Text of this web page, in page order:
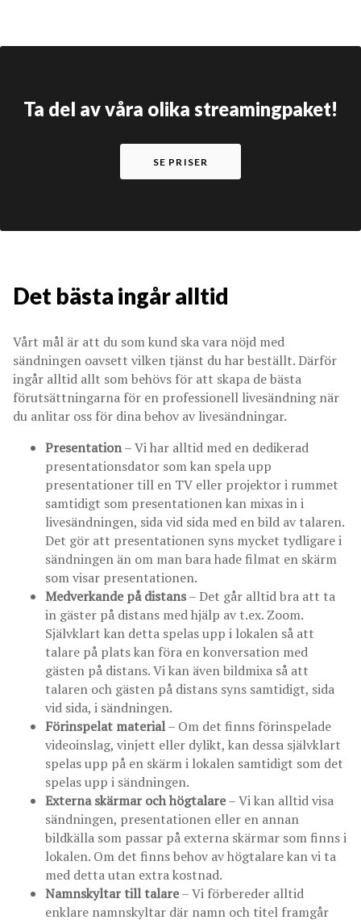
Ta del av våra olika streamingpaket!
SE PRISER
Det bästa ingår alltid
Vårt mål är att du som kund ska vara nöjd med
sändningen oavsett vilken tjänst du har beställt. Därför
ingår alltid allt som behövs för att skapa de bästa
förutsättningarna för en professionell livesändning när
du anlitar oss för dina behov av livesändningar.
Presentation– Vi har alltid med en dedikerad
presentationsdator som kan spela upp
presentationer till en TV eller projektor i rummet
samtidigt som presentationen kan mixas in i
livesändningen, sida vid sida med en bild av talaren.
Det gör att presentationen syns mycket tydligare i
sändningen än om man bara hade filmat en skärm
som visar presentationen.
Medverkande på distans– Det går alltid bra att ta
in gäster på distans med hjälp av t.ex. Zoom.
Självklart kan detta spelas upp i lokalen så att
talare på plats kan föra en konversation med
gästen på distans. Vi kan även bildmixa så att
talaren och gästen på distans syns samtidigt, sida
vid sida, i sändningen.
Förinspelat material– Om det finns förinspelade
videoinslag, vinjett eller dylikt, kan dessa självklart
spelas upp på en skärm i lokalen samtidigt som det
spelas upp i sändningen.
Externa skärmar och högtalare– Vi kan alltid visa
sändningen, presentationen eller en annan
bildkälla som passar på externa skärmar som finns i
lokalen. Om det finns behov av högtalare kan vi ta
med detta utan extra kostnad.
Namnskyltar till talare– Vi förbereder alltid
enklare namnskyltar där namn och titel framgår